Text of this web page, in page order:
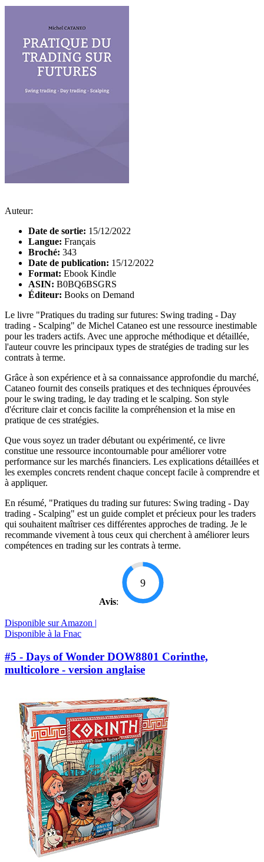
Auteur:
Date de sortie: 15/12/2022
Langue: Français
Broché: 343
Date de publication: 15/12/2022
Format: Ebook Kindle
ASIN: B0BQ6BSGRS
Éditeur: Books on Demand
Le livre "Pratiques du trading sur futures: Swing trading - Day
trading - Scalping" de Michel Cataneo est une ressource inestimable
pour les traders actifs. Avec une approche méthodique et détaillée,
l'auteur couvre les principaux types de stratégies de trading sur les
contrats à terme.
Grâce à son expérience et à sa connaissance approfondie du marché,
Cataneo fournit des conseils pratiques et des techniques éprouvées
pour le swing trading, le day trading et le scalping. Son style
d'écriture clair et concis facilite la compréhension et la mise en
pratique de ces stratégies.
Que vous soyez un trader débutant ou expérimenté, ce livre
constitue une ressource incontournable pour améliorer votre
performance sur les marchés financiers. Les explications détaillées et
les exemples concrets rendent chaque concept facile à comprendre et
à appliquer.
En résumé, "Pratiques du trading sur futures: Swing trading - Day
trading - Scalping" est un guide complet et précieux pour les traders
qui souhaitent maîtriser ces différentes approches de trading. Je le
recommande vivement à tous ceux qui cherchent à améliorer leurs
compétences en trading sur les contrats à terme.
Avis:
9
Disponible sur Amazon |
Disponible à la Fnac
#5 - Days of Wonder DOW8801 Corinthe,
multicolore - version anglaise